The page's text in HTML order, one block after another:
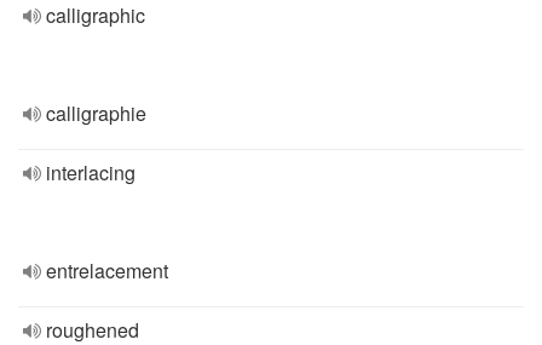
calligraphic
calligraphie
interlacing
entrelacement
roughened